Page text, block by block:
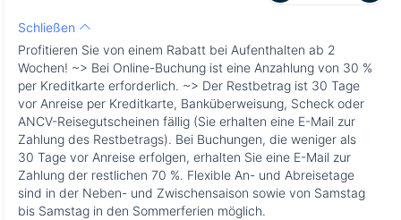
Schließen
Profitieren Sie von einem Rabatt bei Aufenthalten ab 2
Wochen! ~> Bei Online-Buchung ist eine Anzahlung von 30 %
per Kreditkarte erforderlich. ~> Der Restbetrag ist 30 Tage
vor Anreise per Kreditkarte, Banküberweisung, Scheck oder
ANCV-Reisegutscheinen fällig (Sie erhalten eine E-Mail zur
Zahlung des Restbetrags). Bei Buchungen, die weniger als
30 Tage vor Anreise erfolgen, erhalten Sie eine E-Mail zur
Zahlung der restlichen 70 %. Flexible An- und Abreisetage
sind in der Neben- und Zwischensaison sowie von Samstag
bis Samstag in den Sommerferien möglich.